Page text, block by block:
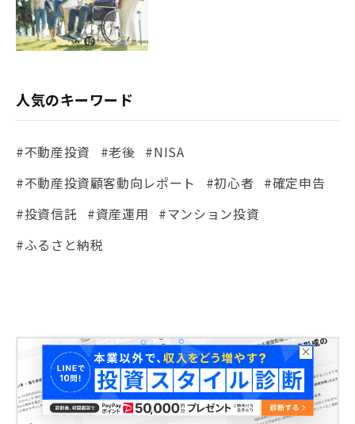
人気のキーワード
#不動産投資 #老後 #NISA
#不動産投資顧客動向レポート
#初心者
#確定申告
#投資信託
#資産運用
#マンション投資
#ふるさと納税